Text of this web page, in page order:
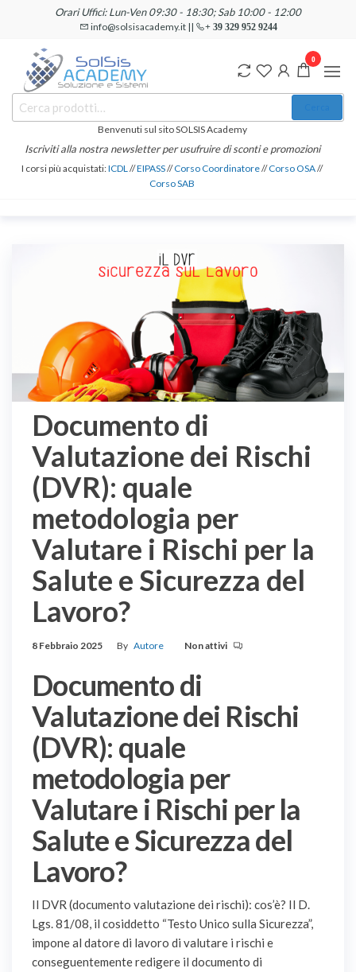
contenuto
Orari Uffici: Lun-Ven 09:30 - 18:30; Sab 10:00 - 12:00
info@solsisacademy.it || + 39 329 952 9244
SOLSIS
Academy
Corsi e
Certificazioni
Linguistiche
Benvenuti sul sito SOLSIS Academy
Iscriviti alla nostra newsletter per usufruire di sconti e promozioni
I corsi più acquistati:ICDL//EIPASS//Corso Coordinatore//Corso OSA//
Corso SAB
0
Documento di
Valutazione dei Rischi
(DVR): quale
metodologia per
Valutare i Rischi per la
Salute e Sicurezza del
Lavoro?
8 Febbraio 2025 By Autore Non attivi
Documento di
Valutazione dei Rischi
(DVR): quale
metodologia per
Valutare i Rischi per la
Salute e Sicurezza del
Lavoro?
Il DVR (documento valutazione dei rischi): cos’è? Il D.
Lgs. 81/08, il cosiddetto “Testo Unico sulla Sicurezza”,
impone al datore di lavoro di valutare i rischi e
conseguentemente redigere il documento di